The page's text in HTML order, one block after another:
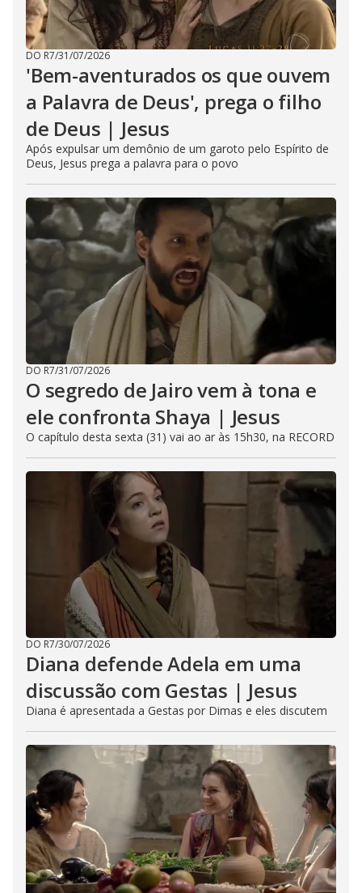
DO R7/31/07/2026
'Bem-aventurados os que ouvem
a Palavra de Deus', prega o filho
de Deus | Jesus
Após expulsar um demônio de um garoto pelo Espírito de
Deus, Jesus prega a palavra para o povo
DO R7/31/07/2026
O segredo de Jairo vem à tona e
ele confronta Shaya | Jesus
O capítulo desta sexta (31) vai ao ar às 15h30, na RECORD
DO R7/30/07/2026
Diana defende Adela em uma
discussão com Gestas | Jesus
Diana é apresentada a Gestas por Dimas e eles discutem